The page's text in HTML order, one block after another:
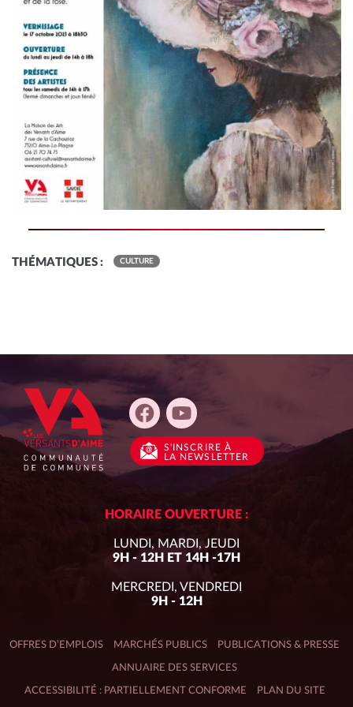
THÉMATIQUES : CULTURE
HORAIRE OUVERTURE :
LUNDI, MARDI, JEUDI
9H - 12H ET 14H -17H
MERCREDI, VENDREDI
9H - 12H
OFFRES D’EMPLOIS MARCHÉS PUBLICS PUBLICATIONS & PRESSE
ANNUAIRE DES SERVICES
ACCESSIBILITÉ : PARTIELLEMENT CONFORME PLAN DU SITE
S'INSCRIRE À
LA NEWSLETTER